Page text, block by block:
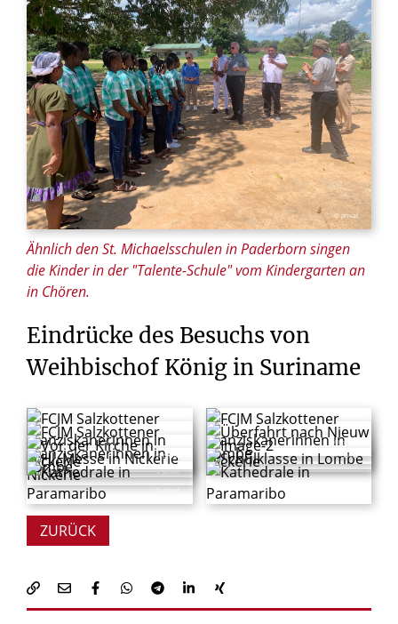
© privat
Ähnlich den St. Michaelsschulen in Paderborn singen
die Kinder in der "Talente-Schule" vom Kindergarten an
in Chören.
Eindrücke des Besuchs von
Weihbischof König in Suriname
© privat
© privat
© privat
© privat
© privat
© privat
© privat
© privat
ZURÜCK